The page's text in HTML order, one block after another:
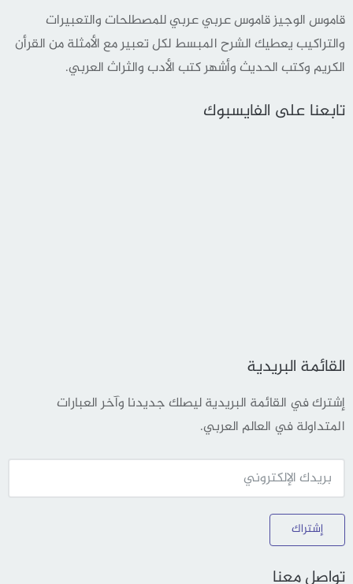
قاموس الوجيز قاموس عربي عربي للمصطلحات والتعبيرات
والتراكيب يعطيك الشرح المبسط لكل تعبير مع الأمثلة من القرأن
الكريم وكتب الحديث وأشهر كتب الأدب والثراث العربي.
تابعنا على الفايسبوك
القائمة البريدية
إشترك في القائمة البريدية ليصلك جديدنا وآخر العبارات
المتداولة في العالم العربي.
إشتراك
تواصل معنا